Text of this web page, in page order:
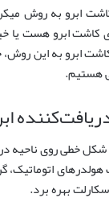
ابرو به روش
ابرو هست یا
به این روش،
هستیم.
خطی روی ناحیه
اتوماتیک،
بهره برد.